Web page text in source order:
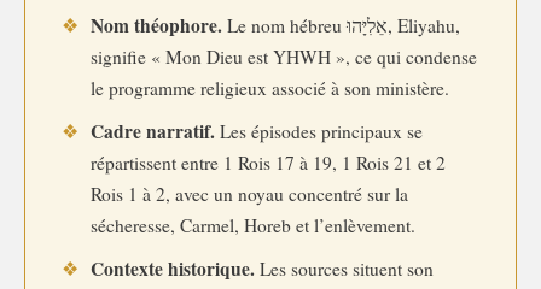
❖ Nom théophore. Le nom hébreu אֵלִיָּהוּ, Eliyahu,
signifie « Mon Dieu est YHWH », ce qui condense
le programme religieux associé à son ministère.
❖ Cadre narratif. Les épisodes principaux se
répartissent entre 1 Rois 17 à 19, 1 Rois 21 et 2
Rois 1 à 2, avec un noyau concentré sur la
sécheresse, Carmel, Horeb et l’enlèvement.
❖ Contexte historique. Les sources situent son